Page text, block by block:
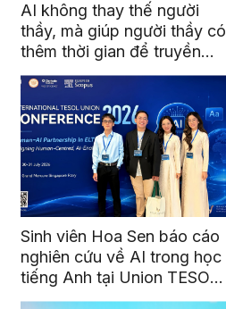
AI không thay thế người
thầy, mà giúp người thầy có
thêm thời gian để truyền
cảm hứng
Sinh viên Hoa Sen báo cáo
nghiên cứu về AI trong học
tiếng Anh tại Union TESOL
2026 ở Singapore